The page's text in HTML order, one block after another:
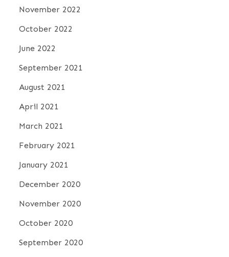
November 2022
October 2022
June 2022
September 2021
August 2021
April 2021
March 2021
February 2021
January 2021
December 2020
November 2020
October 2020
September 2020